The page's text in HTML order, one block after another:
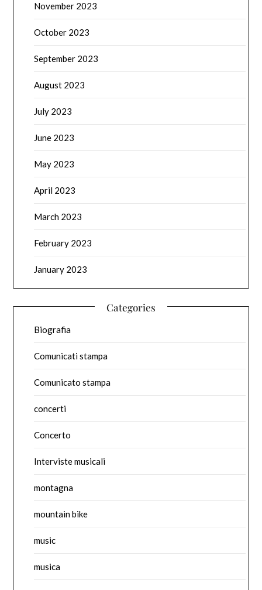
November 2023
October 2023
September 2023
August 2023
July 2023
June 2023
May 2023
April 2023
March 2023
February 2023
January 2023
Categories
Biografia
Comunicati stampa
Comunicato stampa
concerti
Concerto
Interviste musicali
montagna
mountain bike
music
musica